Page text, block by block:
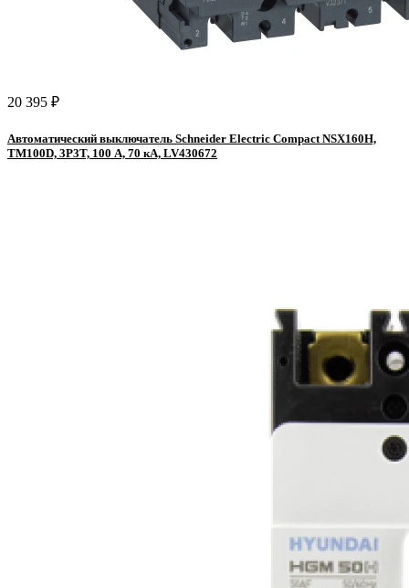
20 395 ₽
Автоматический выключатель Schneider Electric Compact NSX160H,
TM100D, 3P3T, 100 А, 70 кА, LV430672